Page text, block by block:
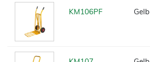
KM106PF Gelb